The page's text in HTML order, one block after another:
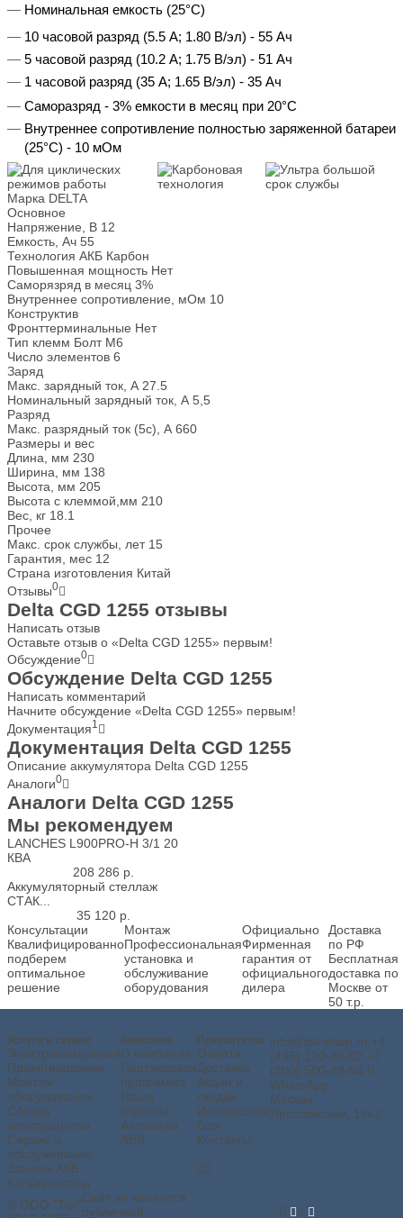
Номинальная емкость (25°С)
10 часовой разряд (5.5 А; 1.80 В/эл) - 55 Ач
5 часовой разряд (10.2 А; 1.75 В/эл) - 51 Ач
1 часовой разряд (35 А; 1.65 В/эл) - 35 Ач
Саморазряд - 3% емкости в месяц при 20°С
Внутреннее сопротивление полностью заряженной батареи
(25°С) - 10 мОм
Марка DELTA
Основное
Напряжение, В 12
Емкость, Ач 55
Технология АКБ Карбон
Повышенная мощность Нет
Саморязряд в месяц 3%
Внутреннее сопротивление, мОм 10
Конструктив
Фронттерминальные Нет
Тип клемм Болт М6
Число элементов 6
Заряд
Макс. зарядный ток, А 27.5
Номинальный зарядный ток, А 5,5
Разряд
Макс. разрядный ток (5с), А 660
Размеры и вес
Длина, мм 230
Ширина, мм 138
Высота, мм 205
Высота с клеммой,мм 210
Вес, кг 18.1
Прочее
Макс. срок службы, лет 15
Гарантия, мес 12
Страна изготовления Китай
Отзывы0
Delta CGD 1255 отзывы
Написать отзыв
Оставьте отзыв о «Delta CGD 1255» первым!
Обсуждение0
Обсуждение Delta CGD 1255
Написать комментарий
Начните обсуждение «Delta CGD 1255» первым!
Документация1
Документация Delta CGD 1255
Описание аккумулятора Delta CGD 1255
Аналоги0
Аналоги Delta CGD 1255
Мы рекомендуем
LANCHES L900PRO-H 3/1 20
КВА
208 286 р.
Аккумуляторный стеллаж
СТАК...
35 120 р.
Консультации
Квалифицированно
подберем
оптимальное
решение
Монтаж
Профессиональная
установка и
обслуживание
оборудования
Официально
Фирменная
гарантия от
официального
дилера
Доставка
по РФ
Бесплатная
доставка по
Москве от
50 т.р.
Услуги и сервис
Электроизмерения
Проектирование
Монтаж
оборудования
Сборка
электрощитов
Сервис и
обслуживание
Замена АКБ
Калькуляторы
Компания
О компании
Партнерская
программа
Наши
клиенты
Автоматы
ABB
Покупателю
Оплата
Доставка
Акции и
скидки
Интересный
блог
Контакты
info@tok-shop.ru +7
(495) 120-80-02 +7
(800) 500-89-04
WhatsApp
Москва,
Ярославская, 15к3
© ООО "Ток"Сайт не является
публичной